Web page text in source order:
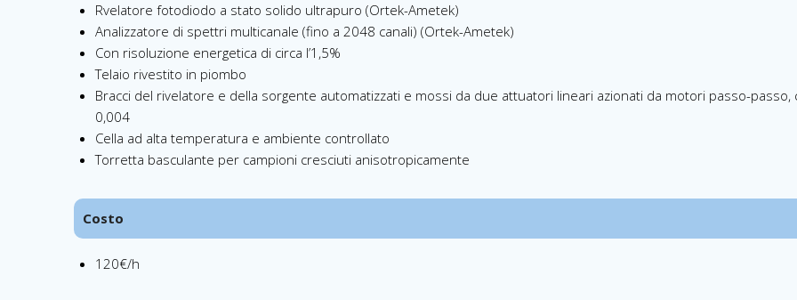
Rvelatore fotodiodo a stato solido ultrapuro (Ortek-Ametek)
Analizzatore di spettri multicanale (fino a 2048 canali) (Ortek-Ametek)
Con risoluzione energetica di circa l’1,5%
Telaio rivestito in piombo
Bracci del rivelatore e della sorgente automatizzati e mossi da due attuatori lineari azionati da motori passo-
0,004
Cella ad alta temperatura e ambiente controllato
Torretta basculante per campioni cresciuti anisotropicamente
Costo
120€/h